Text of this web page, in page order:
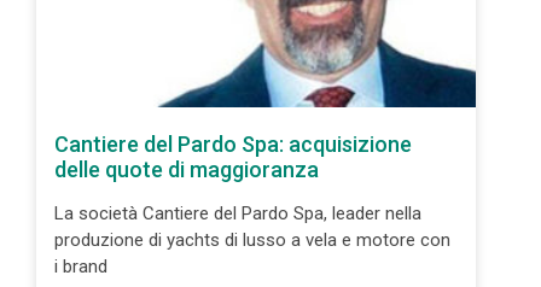
Cantiere del Pardo Spa: acquisizione
delle quote di maggioranza
La società Cantiere del Pardo Spa, leader nella
produzione di yachts di lusso a vela e motore con
i brand